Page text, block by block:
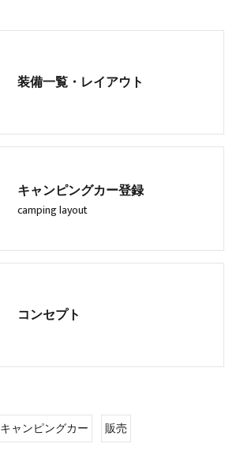
装備一覧・レイアウト
キャンピングカー登録
camping layout
コンセプト
キャンピングカー 販売